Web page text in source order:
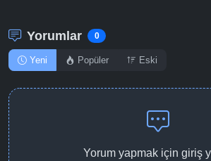
Yorumlar 0
Yeni Popüler Eski
Yorum yapmak için giriş